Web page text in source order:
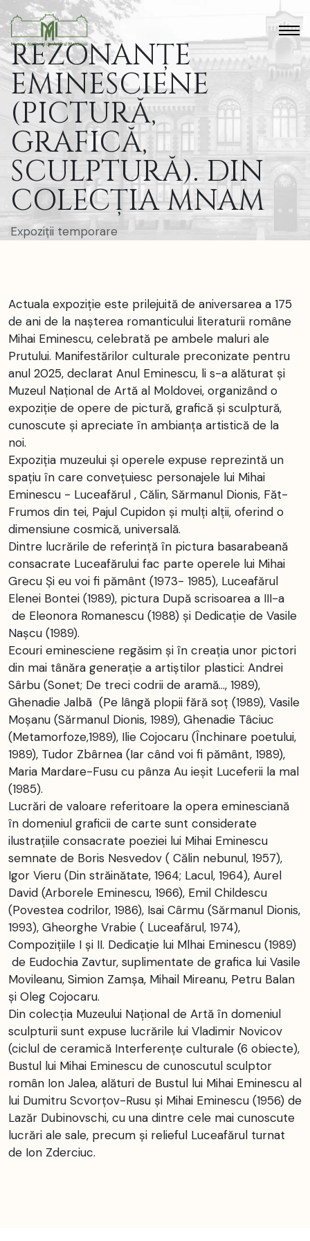
REZONANȚE
EMINESCIENE
(PICTURĂ,
GRAFICĂ,
SCULPTURĂ). DIN
COLECȚIA MNAM
Expoziții temporare
Actuala expoziție este prilejuită de aniversarea a 175
de ani de la nașterea romanticului literaturii române
Mihai Eminescu, celebrată pe ambele maluri ale
Prutului. Manifestărilor culturale preconizate pentru
anul 2025, declarat Anul Eminescu, li s-a alăturat și
Muzeul Național de Artă al Moldovei, organizând o
expoziție de opere de pictură, grafică și sculptură,
cunoscute și apreciate în ambianța artistică de la
noi.
Expoziția muzeului și operele expuse reprezintă un
spațiu în care convețuiesc personajele lui Mihai
Eminescu - Luceafărul , Călin, Sărmanul Dionis, Făt-
Frumos din tei, Pajul Cupidon și mulți alții, oferind o
dimensiune cosmică, universală.
Dintre lucrările de referință în pictura basarabeană
consacrate Luceafărului fac parte operele lui Mihai
Grecu Şi eu voi fi pământ (1973- 1985), Luceafărul
Elenei Bontei (1989), pictura După scrisoarea a III-a
de Eleonora Romanescu (1988) și Dedicaţie de Vasile
Naşcu (1989).
Ecouri eminesciene regăsim și în creația unor pictori
din mai tânăra generație a artiștilor plastici: Andrei
Sârbu (Sonet; De treci codrii de aramă..., 1989),
Ghenadie Jalbã (Pe lângă plopii fără soț (1989), Vasile
Moşanu (Sărmanul Dionis, 1989), Ghenadie Tâciuc
(Metamorfoze,1989), Ilie Cojocaru (Închinare poetului,
1989), Tudor Zbârnea (Iar când voi fi pământ, 1989),
Maria Mardare-Fusu cu pânza Au ieşit Luceferii la mal
(1985).
Lucrări de valoare referitoare la opera eminesciană
în domeniul graficii de carte sunt considerate
ilustrațiile consacrate poeziei lui Mihai Eminescu
semnate de Boris Nesvedov ( Călin nebunul, 1957),
Igor Vieru (Din străinătate, 1964; Lacul, 1964), Aurel
David (Arborele Eminescu, 1966), Emil Childescu
(Povestea codrilor, 1986), Isai Cârmu (Sărmanul Dionis,
1993), Gheorghe Vrabie ( Luceafărul, 1974),
Compozițiile I și II. Dedicație lui Mlhai Eminescu (1989)
de Eudochia Zavtur, suplimentate de grafica lui Vasile
Movileanu, Simion Zamșa, Mihail Mireanu, Petru Balan
și Oleg Cojocaru.
Din colecția Muzeului Național de Artă în domeniul
sculpturii sunt expuse lucrările lui Vladimir Novicov
(ciclul de ceramică Interferenţe culturale (6 obiecte),
Bustul lui Mihai Eminescu de cunoscutul sculptor
român Ion Jalea, alături de Bustul lui Mihai Eminescu al
lui Dumitru Scvorțov-Rusu și Mihai Eminescu (1956) de
Lazăr Dubinovschi, cu una dintre cele mai cunoscute
lucrări ale sale, precum și relieful Luceafărul turnat
de Ion Zderciuc.